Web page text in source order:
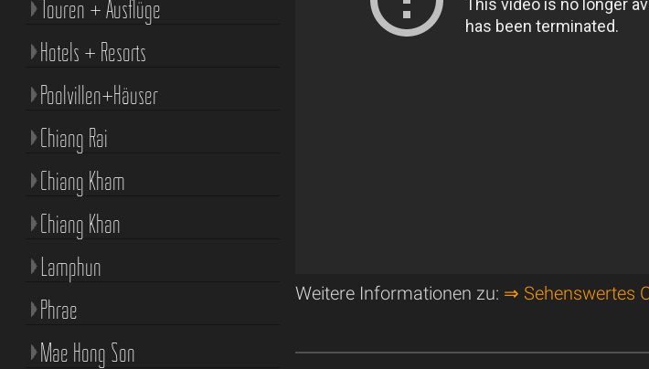
Weitere Informationen zu: ⇒ Sehenswertes
Touren + Ausflüge
Hotels + Resorts
Poolvillen+Häuser
Chiang Rai
Chiang Kham
Chiang Khan
Lamphun
Phrae
Mae Hong Son